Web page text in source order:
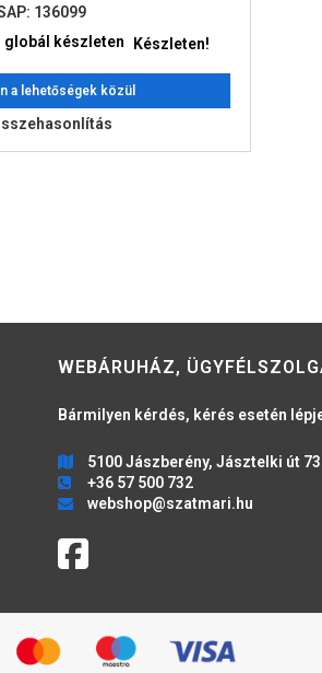
136099
Készleten!
a lehetőségek közül
WEBÁRUHÁZ,
Bármilyen kérdés, kérés esetén
5100 Jászberény, Jásztelki út
+36 57 500 732
webshop@szatmari.hu